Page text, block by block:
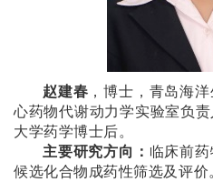
赵建春 ，博士，青岛海
心药物代谢动力学实验室负
大学药学博士后。
主要研究方向： 临床前
候选化合物成药性筛选及评价